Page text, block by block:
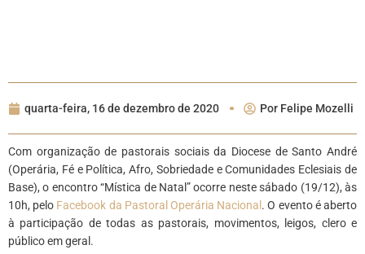
quarta-feira, 16 de dezembro de 2020 Por Felipe Mozelli
Com organização de pastorais sociais da Diocese de Santo André
(Operária, Fé e Política, Afro, Sobriedade e Comunidades Eclesiais de
Base), o encontro “Mística de Natal” ocorre neste sábado (19/12), às
10h, pelo Facebook da Pastoral Operária Nacional . O evento é aberto
à participação de todas as pastorais, movimentos, leigos, clero e
público em geral.